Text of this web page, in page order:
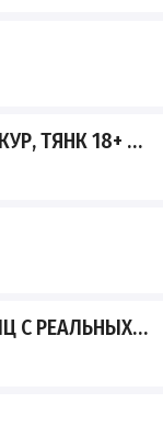
ТЯНК 18+
ВПИСОК 2026